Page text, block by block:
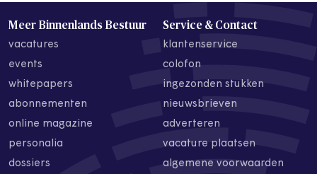
Meer Binnenlands Bestuur
vacatures
events
whitepapers
abonnementen
online magazine
personalia
dossiers
Service & Contact
klantenservice
colofon
ingezonden stukken
nieuwsbrieven
adverteren
vacature plaatsen
algemene voorwaarden